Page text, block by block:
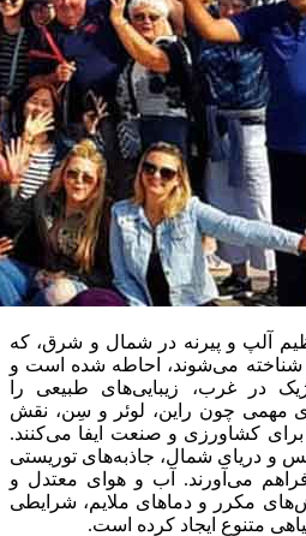
آلپ و پیرنه در شمال و شرق، که
شناخته می‌شوند، احاطه شده است و
در غرب، زیبایی‌های طبیعی را
مهمی چون راین، لوئر و سِن، نقش
برای کشاورزی و صنعت ایفا می‌کنند.
و دریای شمال، جاذبه‌های توریستی
می‌آورند. آب و هوای معتدل و
مکرر و دماهای ملایم، شرایطی
متنوع ایجاد کرده است.